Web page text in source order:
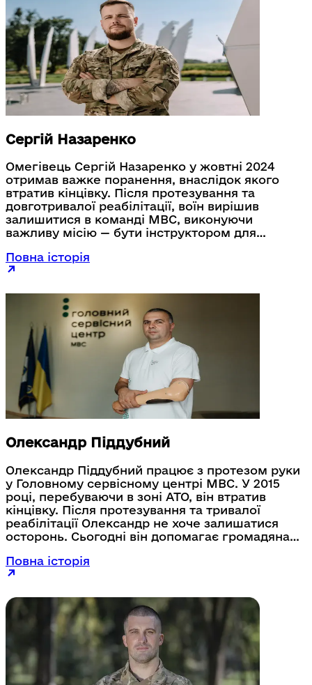
Сергій Назаренко
Омегівець Сергій Назаренко у жовтні 2024
отримав важке поранення, внаслідок якого
втратив кінцівку. Після протезування та
довготривалої реабілітації, воїн вирішив
залишитися в команді МВС, виконуючи
важливу місію — бути інструктором для
проєкті "Я в команді".
Повна історія
Олександр Піддубний
Олександр Піддубний працює з протезом руки
у Головному сервісному центрі МВС. У 2015
році, перебуваючи в зоні АТО, він втратив
кінцівку. Після протезування та тривалої
реабілітації Олександр не хоче залишатися
осторонь. Сьогодні він допомагає громадянам
для тих, хто пережив серйозні травми, але не
зупинився.
Повна історія